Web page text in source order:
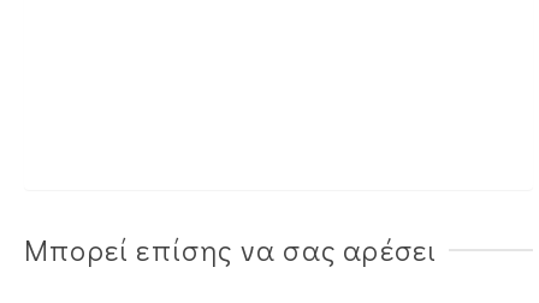
Μπορεί επίσης να σας αρέσει